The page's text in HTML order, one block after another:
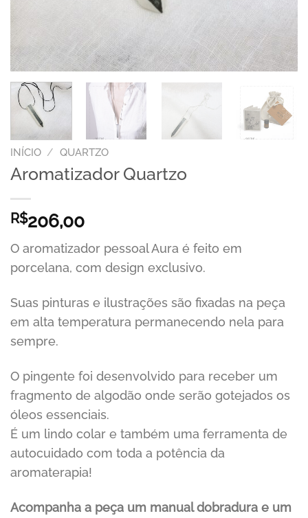
INÍCIO / QUARTZO
Aromatizador Quartzo
R$206,00
O aromatizador pessoal Aura é feito em
porcelana, com design exclusivo.
Suas pinturas e ilustrações são fixadas na peça
em alta temperatura permanecendo nela para
sempre.
O pingente foi desenvolvido para receber um
fragmento de algodão onde serão gotejados os
óleos essenciais.
É um lindo colar e também uma ferramenta de
autocuidado com toda a potência da
aromaterapia!
Acompanha a peça um manual dobradura e um